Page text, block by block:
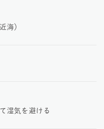
海）
湿気を避ける